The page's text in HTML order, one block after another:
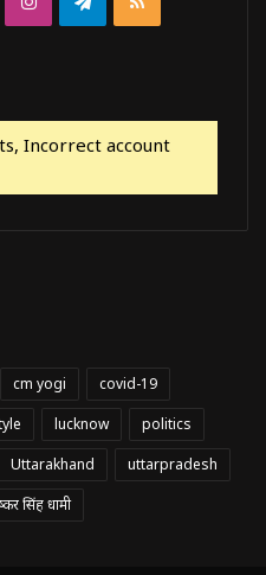
Incorrect account
cm yogi
covid-19
lucknow
politics
Uttarakhand
uttarpradesh
सिंह धामी